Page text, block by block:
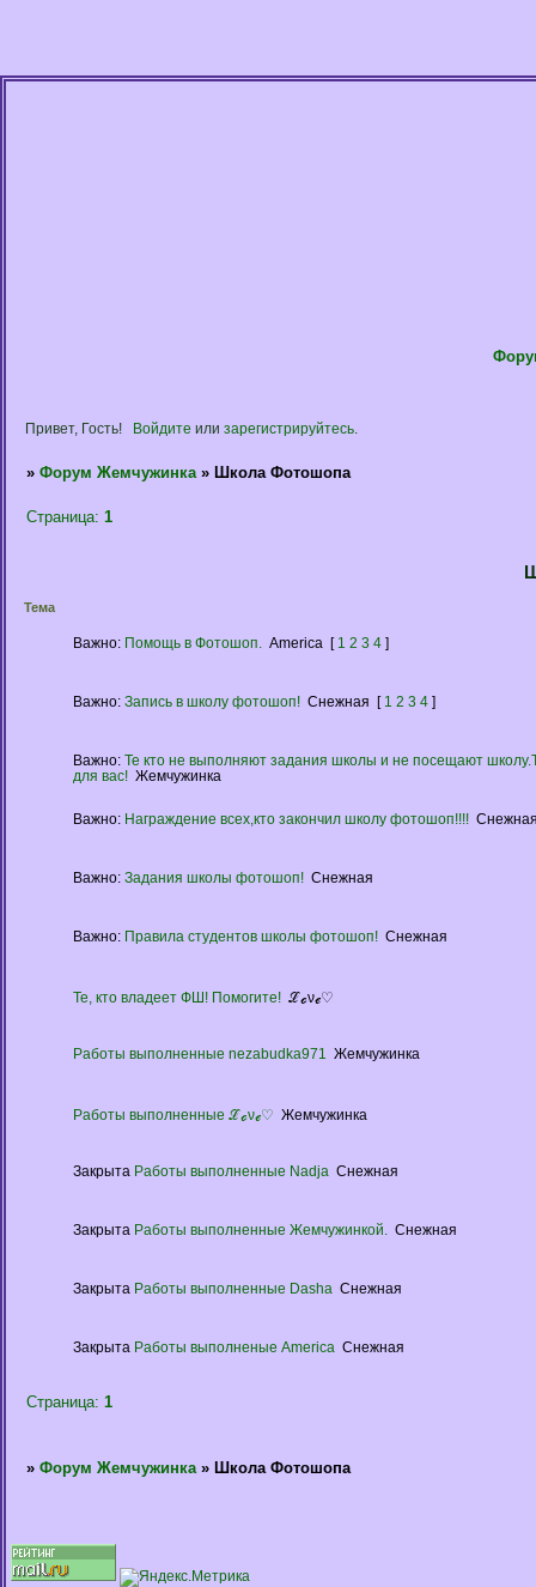
Привет, Гость! Войдите или зарегистрируйтесь.
» Форум Жемчужинка » Школа Фотошопа
Страница: 1
Тема
Важно: Помощь в Фотошоп. America [ 1 2 3 4 ]
Важно: Запись в школу фотошоп! Снежная [ 1 2 3 4 ]
Важно: Те кто не выполняют задания школы и не посещают
для вас! Жемчужинка
Важно: Награждение всех,кто закончил школу фотошоп!!!!
Важно: Задания школы фотошоп! Снежная
Важно: Правила студентов школы фотошоп! Снежная
Те, кто владеет ФШ! Помогите! ℒℴνℯ♡
Работы выполненные nezabudka971 Жемчужинка
Работы выполненные ℒℴνℯ♡ Жемчужинка
Закрыта Работы выполненные Nadja Снежная
Закрыта Работы выполненные Жемчужинкой. Снежная
Закрыта Работы выполненные Dasha Снежная
Закрыта Работы выполненые America Снежная
Страница: 1
» Форум Жемчужинка » Школа Фотошопа